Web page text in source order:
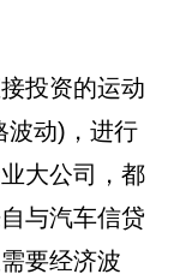
投资的运动
波动)，进行
大公司，都
与汽车信贷
要经济波